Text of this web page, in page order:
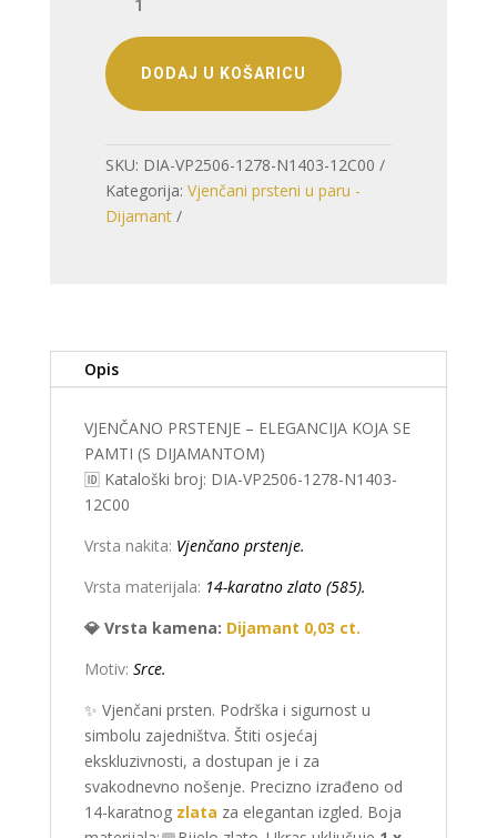
PRSTENJE
ELEGANCIJA
KOJA
(S
DIJAMANTOM)
količina
DODAJ U KOŠARICU
SKU: DIA-VP2506-1278-N1403-12C00
Kategorija: Vjenčani prsteni u paru -
Dijamant
Opis
VJENČANO PRSTENJE – ELEGANCIJA KOJA SE
PAMTI (S DIJAMANTOM)
🆔 Kataloški broj: DIA-VP2506-1278-N1403-
12C00
Vrsta nakita: Vjenčano prstenje.
Vrsta materijala: 14-karatno zlato (585).
💎 Vrsta kamena: Dijamant 0,03 ct.
Motiv: Srce.
✨ Vjenčani prsten. Podrška i sigurnost u
simbolu zajedništva. Štiti osjećaj
ekskluzivnosti, a dostupan je i za
svakodnevno nošenje. Precizno izrađeno od
14-karatnog zlata za elegantan izgled. Boja